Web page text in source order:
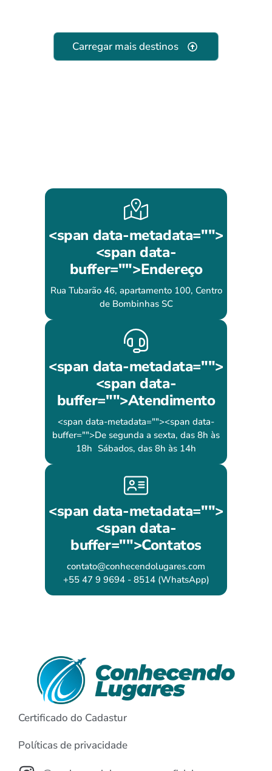
Carregar mais destinos
<span data-metadata="">
<span data-
buffer="">Endereço
Rua Tubarão 46, apartamento 100, Centro
de Bombinhas SC
<span data-metadata="">
<span data-
buffer="">Atendimento
<span data-metadata=""><span data-
buffer="">De segunda a sexta, das 8h às
18h Sábados, das 8h às 14h
<span data-metadata="">
<span data-
buffer="">Contatos
contato@conhecendolugares.com
+55 47 9 9694 - 8514 (WhatsApp)
Certificado do Cadastur
Políticas de privacidade